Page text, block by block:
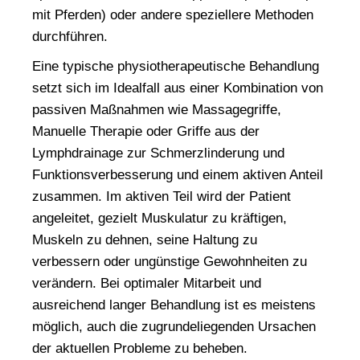
mit Pferden) oder andere speziellere Methoden
durchführen.
Eine typische physiotherapeutische Behandlung
setzt sich im Idealfall aus einer Kombination von
passiven Maßnahmen wie Massagegriffe,
Manuelle Therapie oder Griffe aus der
Lymphdrainage zur Schmerzlinderung und
Funktionsverbesserung und einem aktiven Anteil
zusammen. Im aktiven Teil wird der Patient
angeleitet, gezielt Muskulatur zu kräftigen,
Muskeln zu dehnen, seine Haltung zu
verbessern oder ungünstige Gewohnheiten zu
verändern. Bei optimaler Mitarbeit und
ausreichend langer Behandlung ist es meistens
möglich, auch die zugrundeliegenden Ursachen
der aktuellen Probleme zu beheben.